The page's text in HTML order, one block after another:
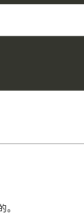
。